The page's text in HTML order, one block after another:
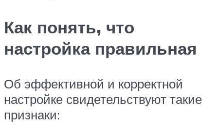
Как понять, что
настройка правильная
Об эффективной и корректной
настройке свидетельствуют такие
признаки: